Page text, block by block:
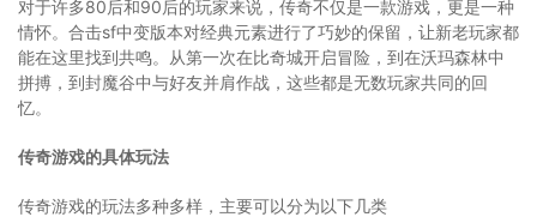
对于许多80后和90后的玩家来说，传奇不仅是一款游戏，更是一种
情怀。合击sf中变版本对经典元素进行了巧妙的保留，让新老玩家都
能在这里找到共鸣。从第一次在比奇城开启冒险，到在沃玛森林中
拼搏，到封魔谷中与好友并肩作战，这些都是无数玩家共同的回
忆。
传奇游戏的具体玩法
传奇游戏的玩法多种多样，主要可以分为以下几类